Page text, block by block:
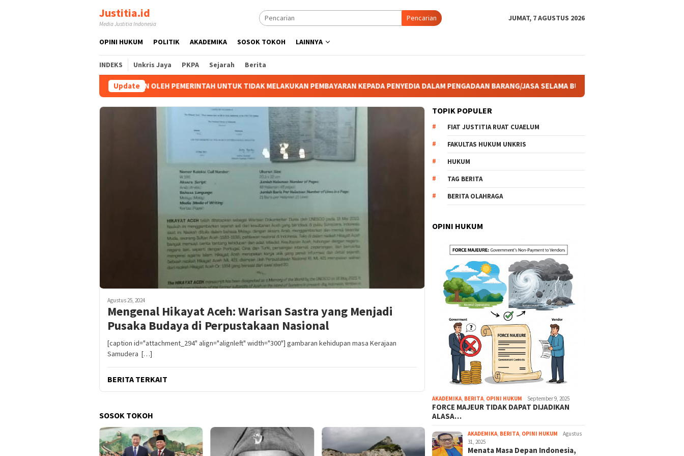
Justitia.id
Media Justitia Indonesia
Pencarian JUMAT, 7 AGUSTUS 2026
OPINI HUKUM POLITIK AKADEMIKA SOSOK TOKOH LAINNYA
INDEKS Unkris Jaya PKPA Sejarah Berita
Update
DIJADIKAN ALASAN OLEH PEMERINTAH UNTUK TIDAK MELAKUKAN PEMBAYARAN KEPADA PENYEDIA DALAM PENGADAAN BARANG/JASA SELAMA BUKAN AKIBAT DARI SUATU KEJADIAN ALAM
Agustus 25, 2024
Mengenal Hikayat Aceh: Warisan Sastra yang Menjadi
Pusaka Budaya di Perpustakaan Nasional
[caption id="attachment_294" align="alignleft" width="300"] gambaran kehidupan masa Kerajaan
Samudera […]
BERITA TERKAIT
SOSOK TOKOH
TOPIK POPULER
FIAT JUSTITIA RUAT CUAELUM
FAKULTAS HUKUM UNKRIS
HUKUM
TAG BERITA
BERITA OLAHRAGA
OPINI HUKUM
AKADEMIKA BERITA OPINI HUKUM September 9, 2025
FORCE MAJEUR TIDAK DAPAT DIJADIKAN
ALASA…
AKADEMIKA BERITA OPINI HUKUM
Agustus
31, 2025
Menata Masa Depan Indonesia,